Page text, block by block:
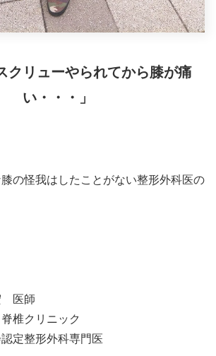
クリューやられてから膝が痛
い・・・」
の怪我はしたことがない整形外科医の
医師
椎クリニック
定整形外科専門医